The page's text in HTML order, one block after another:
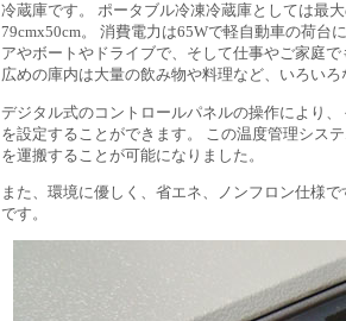
冷蔵庫です。 ポータブル冷凍冷蔵庫としては最
79cmx50cm。 消費電力は65Wで軽自動車の荷台
アやボートやドライブで、そして仕事やご家庭
広めの庫内は大量の飲み物や料理など、いろい
デジタル式のコントロールパネルの操作により
を設定することができます。 この温度管理シス
を運搬することが可能になりました。
また、環境に優しく、省エネ、ノンフロン仕様
です。